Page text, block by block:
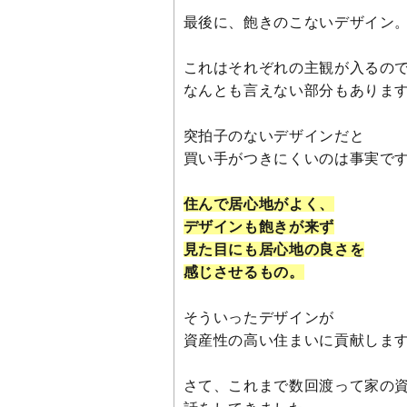
最後に、飽きのこないデザイン。
これはそれぞれの主観が入るの
なんとも言えない部分もあります
突拍子のないデザインだと
買い手がつきにくいのは事実です
住んで居心地がよく、
デザインも飽きが来ず
見た目にも居心地の良さを
感じさせるもの。
そういったデザインが
資産性の高い住まいに貢献します
さて、これまで数回渡って家の